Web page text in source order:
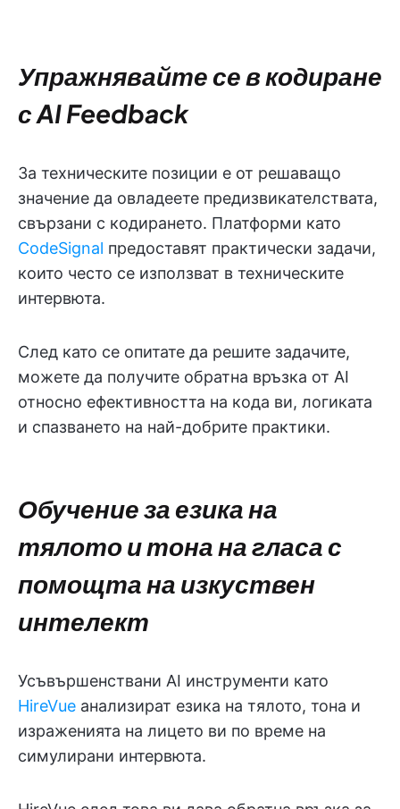
Упражнявайте се в кодиране
с AI Feedback
За техническите позиции е от решаващо
значение да овладеете предизвикателствата,
свързани с кодирането. Платформи като
CodeSignal предоставят практически задачи,
които често се използват в техническите
интервюта.
След като се опитате да решите задачите,
можете да получите обратна връзка от AI
относно ефективността на кода ви, логиката
и спазването на най-добрите практики.
Обучение за езика на
тялото и тона на гласа с
помощта на изкуствен
интелект
Усъвършенствани AI инструменти като
HireVue анализират езика на тялото, тона и
израженията на лицето ви по време на
симулирани интервюта.